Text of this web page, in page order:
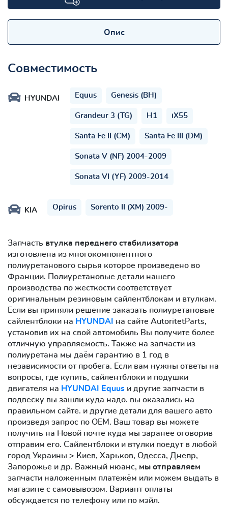
Опис
Совместимость
HYUNDAI Equus Genesis (BH)
Grandeur 3 (TG) H1 iX55
Santa Fe II (CM) Santa Fe III (DM)
Sonata V (NF) 2004-2009
Sonata VI (YF) 2009-2014
KIA Opirus Sorento II (XM) 2009-
Запчасть втулка переднего стабилизатора
изготовлена из многокомпонентного
полиуретанового сырья которое произведено во
Франции. Полиуретановые детали нашего
производства по жесткости соответствует
оригинальным резиновым сайлентблокам и втулкам.
Если вы приняли решение заказать полиуретановые
сайлентблоки на HYUNDAI
на сайте AutoritetParts,
установив их на свой автомобиль Вы получите более
отличную управляемость. Также на запчасти из
полиуретана мы даём гарантию в 1 год в
независимости от пробега. Если вам нужны ответы на
вопросы, где купить, сайлентблоки и подушки
двигателя на HYUNDAI Equus и другие запчасти в
подвеску вы зашли куда надо. вы оказались на
правильном сайте. и другие детали для вашего авто
произведя запрос по OEM. Ваш товар вы можете
получить на Новой почте куда мы заранее оговорив
отправим его. Сайлентблоки и втулки поедут в любой
город Украины > Киев, Харьков, Одесса, Днепр,
Запорожье и др. Важный нюанс, мы отправляем
запчасти наложенным платежём или можем выдать в
магазине с самовывозом. Вариант оплаты
обсуждается по телефону или по мэйл.